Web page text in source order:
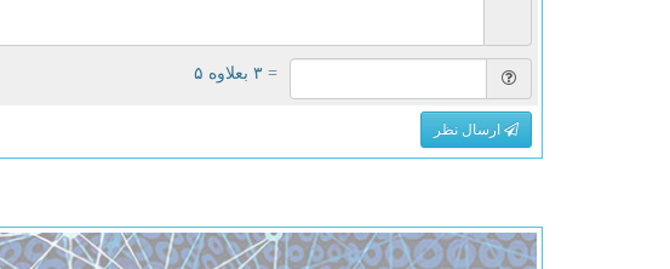
= ۳ بعلاوه ۵
ارسال نظر